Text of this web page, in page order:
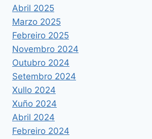
Abril 2025
Marzo 2025
Febreiro 2025
Novembro 2024
Outubro 2024
Setembro 2024
Xullo 2024
Xuño 2024
Abril 2024
Febreiro 2024